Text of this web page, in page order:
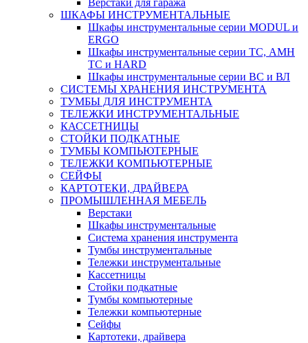
ШКАФЫ ИНСТРУМЕНТАЛЬНЫЕ
Шкафы инструментальные серии MODUL и
ERGO
Шкафы инструментальные серии ТС, АМН
ТС и HARD
Шкафы инструментальные серии ВС и ВЛ
СИСТЕМЫ ХРАНЕНИЯ ИНСТРУМЕНТА
ТУМБЫ ДЛЯ ИНСТРУМЕНТА
ТЕЛЕЖКИ ИНСТРУМЕНТАЛЬНЫЕ
КАССЕТНИЦЫ
СТОЙКИ ПОДКАТНЫЕ
ТУМБЫ КОМПЬЮТЕРНЫЕ
ТЕЛЕЖКИ КОМПЬЮТЕРНЫЕ
СЕЙФЫ
КАРТОТЕКИ, ДРАЙВЕРА
ПРОМЫШЛЕННАЯ МЕБЕЛЬ
Верстаки
Шкафы инструментальные
Система хранения инструмента
Тумбы инструментальные
Тележки инструментальные
Кассетницы
Стойки подкатные
Тумбы компьютерные
Тележки компьютерные
Сейфы
Картотеки, драйвера